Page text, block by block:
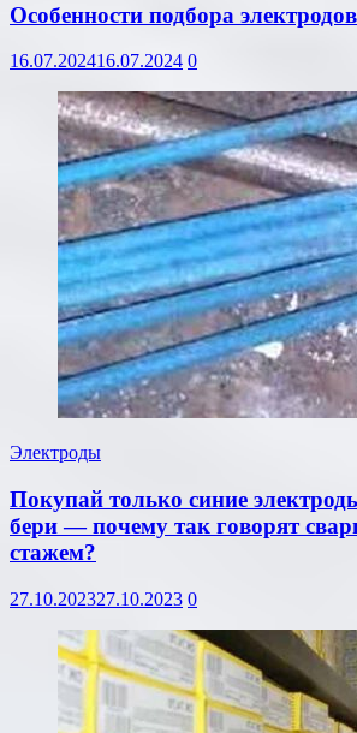
Особенности подбора
16.07.202416.07.2024 0
Электроды
Покупай только синие
бери — почему так говорят
стажем?
27.10.202327.10.2023 0